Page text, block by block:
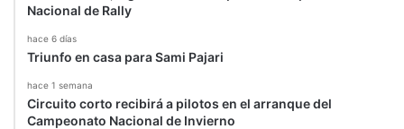
Nacional de Rally
hace 6 días
Triunfo en casa para Sami Pajari
hace 1 semana
Circuito corto recibirá a pilotos en el arranque del
Campeonato Nacional de Invierno